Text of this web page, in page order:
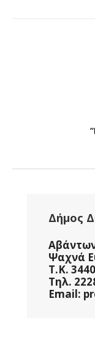
Δήμος
Ψαχνά
Τ.Κ.
Τηλ.
Email: